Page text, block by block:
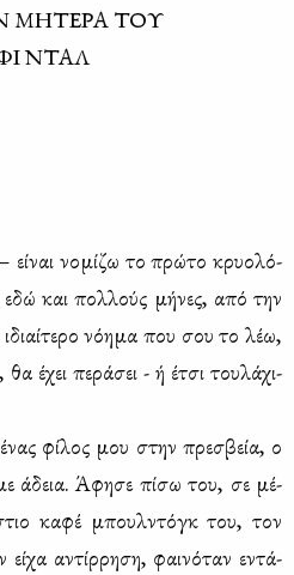
ΜΗ­ΤΕ­ΡΑ ΤΟΥ
ΝΤΑΛ
εί­ναι νο­μί­ζω το πρώ­το κρυο­λό­
και πολ­λούς μή­νες, από την
νό­η­μα που σου το λέω,
έχει πε­ρά­σει - ή έτσι του­λά­χι­
φί­λος μου στην πρε­σβεία, ο
άδεια. Άφη­σε πί­σω του, σε μέ­
κα­φέ μπουλ­ντόγκ του, τον
εί­χα αντίρ­ρη­ση, φαι­νό­ταν εντά­